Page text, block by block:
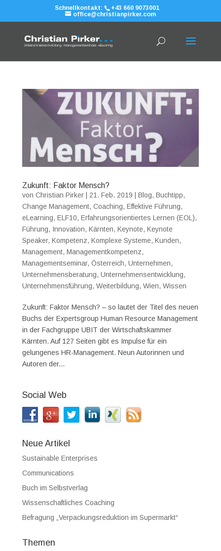
Schnellkontakt:
+43 660 9073001
office@christianpirker.com
Zukunft: Faktor Mensch?
von Christian Pirker| 21. Feb. 2019 Blog, Buchtipp,
Change Management, Coaching, Effektive Führung,
eLearning, ELF10, Erfahrungsorientiertes Lernen (EOL),
Führung, Innovation, Kärnten, Keynote, Keynote
Speaker, Kompetenz, Komplexe Systeme, Kunden,
Management, Managementkompetenz,
Managementseminar, Österreich, Unternehmen,
Unternehmensberatung, Unternehmensentwicklung,
Unternehmensführung, Weiterbildung, Wien, Wissen
Zukunft: Faktor Mensch? – so lautet der Titel des neuen
Buchs der Expertsgroup Human Resource Management
in der Fachgruppe UBIT der Wirtschaftskammer
Kärnten. Auf 127 Seiten gibt es Impulse für ein
gelungenes HR-Management. Neun Autorinnen und
Autoren der...
Social Web
Neue Artikel
Sustainable Enterprises
Communications
Buch im Selbstverlag
Wissenschaftliches Coaching
Befragung „Verpackungsreduktion im Supermarkt“
Themen